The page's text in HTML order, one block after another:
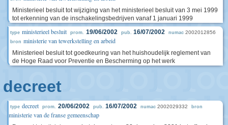
Ministerieel besluit tot wijziging van het ministerieel besluit van 3 mei 1999
tot erkenning van de inschakelingsbedrijven vanaf 1 januari 1999
type ministerieel besluit prom. 19/06/2002 pub. 16/07/2002 numac 2002012856
bron ministerie van tewerkstelling en arbeid
Ministerieel besluit tot goedkeuring van het huishoudelijk reglement van
de Hoge Raad voor Preventie en Bescherming op het werk
decreet
type decreet prom. 20/06/2002 pub. 16/07/2002 numac 2002029332 bron
ministerie van de franse gemeenschap